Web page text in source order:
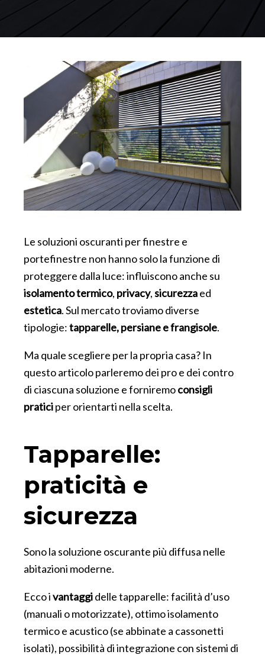
Le soluzioni oscuranti per finestre e
portefinestre non hanno solo la funzione di
proteggere dalla luce: influiscono anche su
isolamento termico, privacy,sicurezzaed
estetica.Sul mercato troviamo diverse
tipologie:tapparelle, persiane e frangisole.
Ma quale scegliere per la propria casa? In
questo articolo parleremo dei pro e dei contro
di ciascuna soluzione e forniremoconsigli
praticiper orientarti nella scelta.
Tapparelle:
praticità e
sicurezza
Sono la soluzione oscurante più diffusa nelle
abitazioni moderne.
Ecco ivantaggidelle tapparelle: facilità d’uso
(manuali o motorizzate), ottimo isolamento
termico e acustico (se abbinate a cassonetti
isolati), possibilità di integrazione con sistemi di